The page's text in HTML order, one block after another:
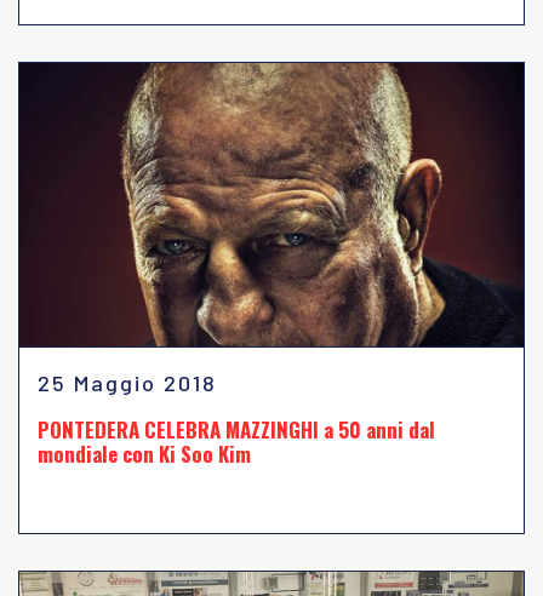
25 Maggio 2018
PONTEDERA CELEBRA MAZZINGHI a 50 anni dal
mondiale con Ki Soo Kim